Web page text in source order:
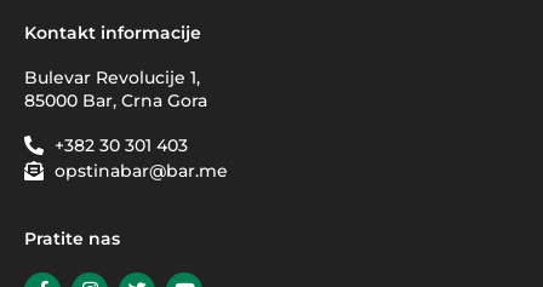
Kontakt informacije
Bulevar Revolucije 1,
85000 Bar, Crna Gora
+382 30 301 403
opstinabar@bar.me
Pratite nas